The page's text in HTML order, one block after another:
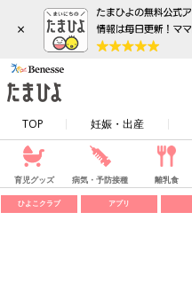
×
TOP 妊娠・出産
育児グッズ 病気・予防接種 離乳食
ひよこクラブ アプリ